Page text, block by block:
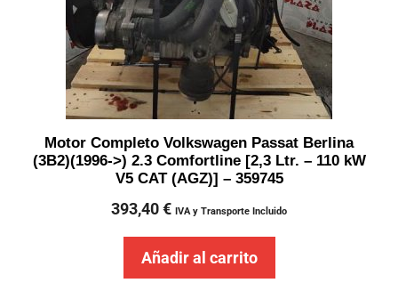
Motor Completo Volkswagen Passat Berlina
(3B2)(1996->) 2.3 Comfortline [2,3 Ltr. – 110 kW
V5 CAT (AGZ)] – 359745
393,40€ IVA y Transporte Incluido
Añadir al carrito